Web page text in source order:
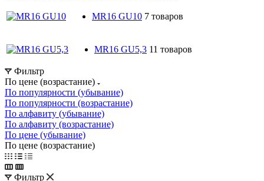
MR16 GU10 7 товаров
MR16 GU5,3 11 товаров
Фильтр
По цене (возрастание)
По популярности (убывание)
По популярности (возрастание)
По алфавиту (убывание)
По алфавиту (возрастание)
По цене (убывание)
По цене (возрастание)
Фильтр